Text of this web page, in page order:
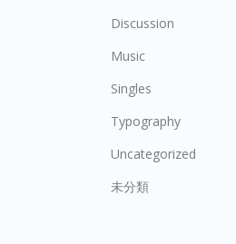
Discussion
Music
Singles
Typography
Uncategorized
未分類